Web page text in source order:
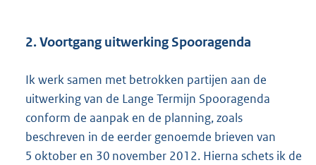
2. Voortgang uitwerking Spooragenda
Ik werk samen met betrokken partijen aan de
uitwerking van de Lange Termijn Spooragenda
conform de aanpak en de planning, zoals
beschreven in de eerder genoemde brieven van
5 oktober en 30 november 2012. Hierna schets ik de